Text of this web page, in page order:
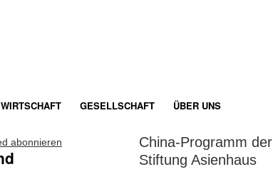
WIRTSCHAFT GESELLSCHAFT ÜBER UNS
China-Programm der
Stiftung Asienhaus